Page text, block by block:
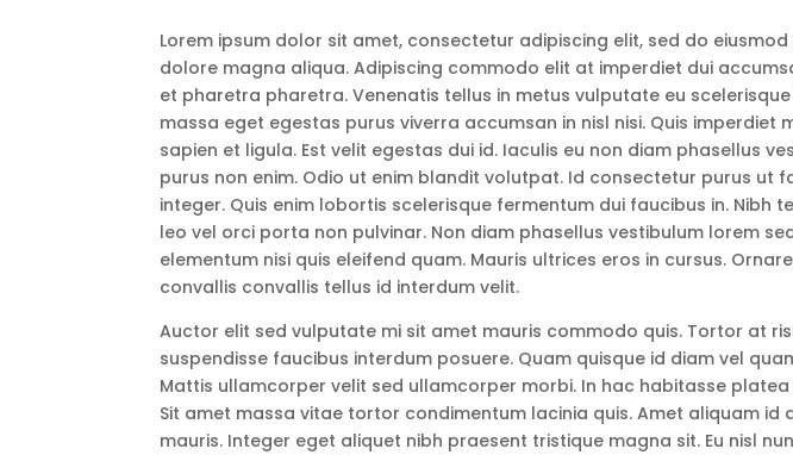
Lorem ipsum dolor sit amet, consectetur adipiscing elit, sed do
dolore magna aliqua. Adipiscing commodo elit at imperdiet dui
et pharetra pharetra. Venenatis tellus in metus vulputate eu
massa eget egestas purus viverra accumsan in nisl nisi. Quis imperdiet
sapien et ligula. Est velit egestas dui id. Iaculis eu non diam phasellus
purus non enim. Odio ut enim blandit volutpat. Id consectetur purus ut
integer. Quis enim lobortis scelerisque fermentum dui faucibus in. Nibh
leo vel orci porta non pulvinar. Non diam phasellus vestibulum lorem
elementum nisi quis eleifend quam. Mauris ultrices eros in cursus.
convallis convallis tellus id interdum velit.
Auctor elit sed vulputate mi sit amet mauris commodo quis. Tortor at
suspendisse faucibus interdum posuere. Quam quisque id diam vel
Mattis ullamcorper velit sed ullamcorper morbi. In hac habitasse
Sit amet massa vitae tortor condimentum lacinia quis. Amet aliquam id
mauris. Integer eget aliquet nibh praesent tristique magna sit. Eu nisl